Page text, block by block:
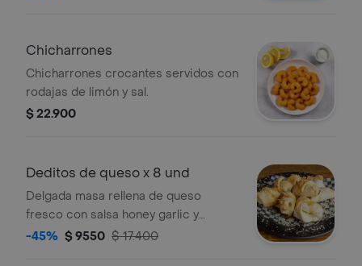
Chicharrones
Chicharrones crocantes servidos con
rodajas de limón y sal.
$ 22.900
Deditos de queso x 8 und
Delgada masa rellena de queso
fresco con salsa honey garlic y
parmesano.
-45% $ 9550 $ 17.400